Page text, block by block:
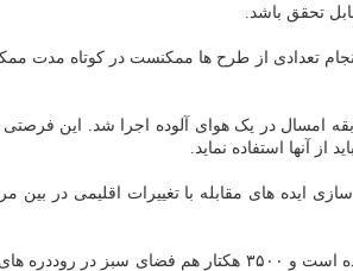
تحقق باشد.
از طرح ها ممکنست در کوتاه مدت ممکن
امسال در یک هوای آلوده اجرا شد. این
آنها استفاده نماید.
های مقابله با تغییرات اقلیمی در بین
این عضو شورای شهر تهران اضافه کرد: شهرداری در دامنه جنوبی توچال